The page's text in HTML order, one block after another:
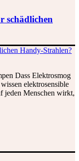
schädlichen
Dass Elektrosmog
elektrosensible
jeden Menschen wirkt,